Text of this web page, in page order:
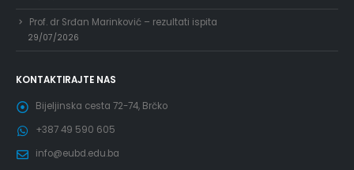
Prof. dr Srđan Marinković – rezultati ispita
29/07/2026
KONTAKTIRAJTE NAS
Bijeljinska cesta 72-74, Brčko
+387 49 590 605
info@eubd.edu.ba